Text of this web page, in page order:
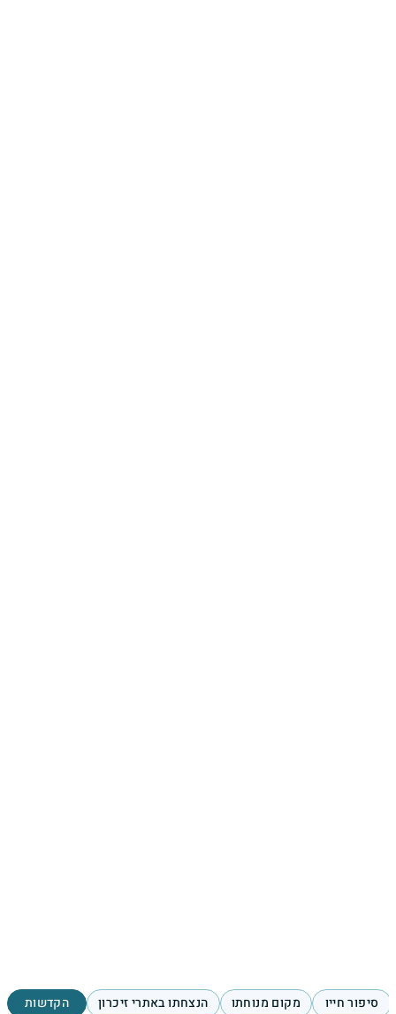
סיפור חייו מקום מנוחתו הנצחתו באתרי זיכרון הקדשות